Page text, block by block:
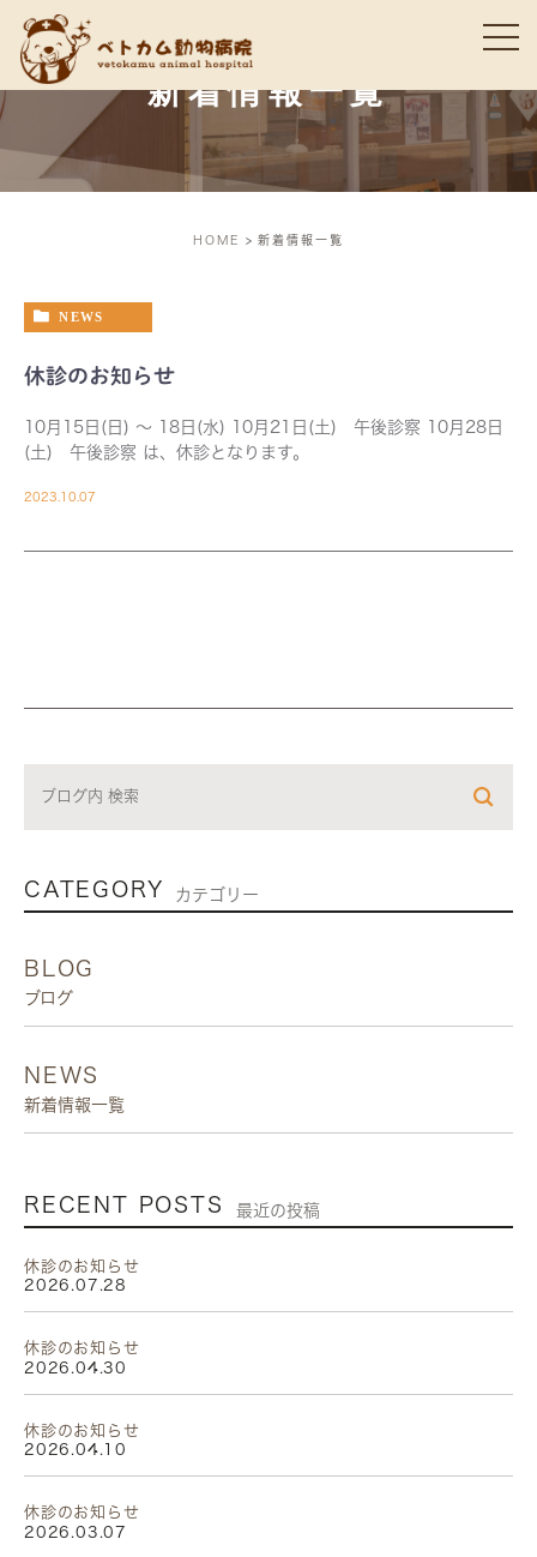
新着情報一覧
HOME 新着情報一覧
NEWS
休診のお知らせ
10月15日(日) ～ 18日(水) 10月21日(土) 午後診察 10月28日
(土) 午後診察 は、休診となります。
2023.10.07
CATEGORY カテゴリー
BLOG
ブログ
NEWS
新着情報一覧
RECENT POSTS 最近の投稿
休診のお知らせ
2026.07.28
休診のお知らせ
2026.04.30
休診のお知らせ
2026.04.10
休診のお知らせ
2026.03.07